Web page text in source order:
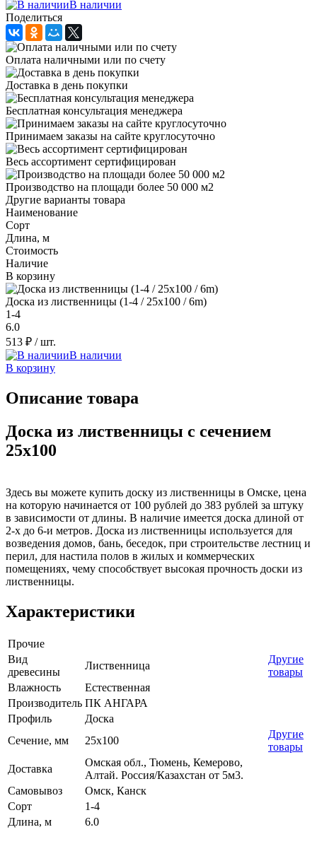
В наличии
Поделиться
Оплата наличными или по счету
Доставка в день покупки
Бесплатная консультация менеджера
Принимаем заказы на сайте круглосуточно
Весь ассортимент сертифицирован
Производство на площади более 50 000 м2
Другие варианты товара
Наименование
Сорт
Длина, м
Стоимость
Наличие
В корзину
Доска из лиственницы (1-4 / 25x100 / 6m)
1-4
6.0
513 ₽ / шт.
В наличии
В корзину
Описание товара
Доска из лиственницы с сечением
25x100
Здесь вы можете купить доску из лиственницы в Омске, цена
на которую начинается от 100 рублей до 383 рублей за штуку
в зависимости от длины. В наличие имеется доска длиной от
2-х до 6-и метров. Доска из лиственницы используется для
возведения домов, бань, беседок, при строительстве лестниц и
перил, для настила полов в жилых и коммерческих
помещениях, чему способствует высокая прочность доски из
лиственницы.
Характеристики
Прочие
Вид
древесины
Лиственница
Другие
товары
Влажность
Естественная
Производитель ПК АНГАРА
Профиль
Доска
Сечение, мм
25x100
Другие
товары
Доставка
Омская обл., Тюмень, Кемерово,
Алтай. Россия/Казахстан от 5м3.
Самовывоз
Омск, Канск
Сорт
1-4
Длина, м
6.0